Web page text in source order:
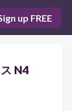
up FREE
N4